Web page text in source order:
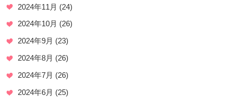
2024年11月 (24)
2024年10月 (26)
2024年9月 (23)
2024年8月 (26)
2024年7月 (26)
2024年6月 (25)